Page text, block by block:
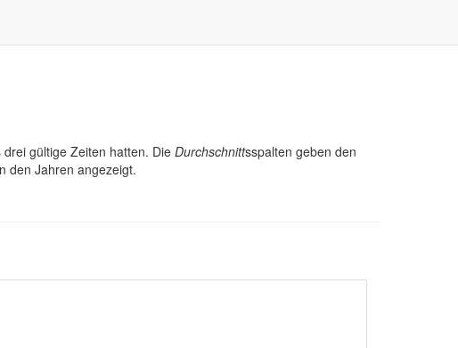
gültige Zeiten hatten. DieDurchschnittsspalten geben den
den Jahren angezeigt.